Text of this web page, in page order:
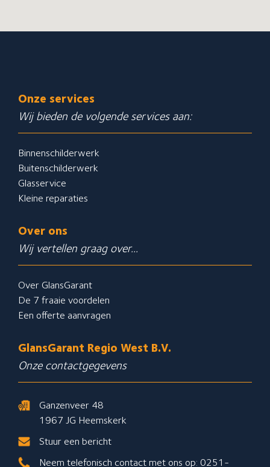
Onze services
Wij bieden de volgende services aan:
Binnenschilderwerk
Buitenschilderwerk
Glasservice
Kleine reparaties
Over ons
Wij vertellen graag over...
Over GlansGarant
De 7 fraaie voordelen
Een offerte aanvragen
GlansGarant Regio West B.V.
Onze contactgegevens
Ganzenveer 48
1967 JG Heemskerk
Stuur een bericht
Neem telefonisch contact met ons op: 0251-